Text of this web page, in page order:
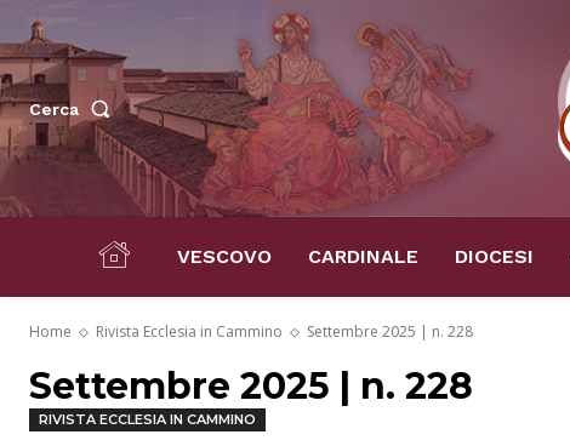
Cerca
VESCOVO CARDINALE DIOCESI
Home Rivista Ecclesia in Cammino Settembre 2025 | n. 228
Settembre 2025 | n. 228
RIVISTA ECCLESIA IN CAMMINO